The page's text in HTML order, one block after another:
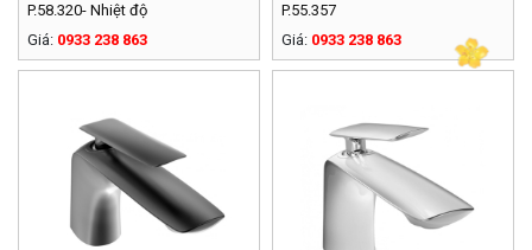
P.58.320- Nhiệt độ
Giá: 0933 238 863
P.55.357
Giá: 0933 238 863